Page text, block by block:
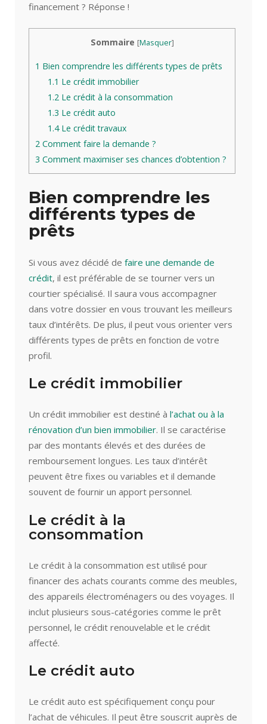
financement ? Réponse !
Sommaire [Masquer]
1 Bien comprendre les différents types de prêts
1.1 Le crédit immobilier
1.2 Le crédit à la consommation
1.3 Le crédit auto
1.4Le crédit travaux
2 Comment faire la demande ?
3 Comment maximiser ses chances d’obtention ?
Bien comprendre les
différents types de
prêts
Si vous avez décidé de faire une demande de
crédit, il est préférable de se tourner vers un
courtier spécialisé. Il saura vous accompagner
dans votre dossier en vous trouvant les meilleurs
taux d’intérêts. De plus, il peut vous orienter vers
différents types de prêts en fonction de votre
profil.
Le crédit immobilier
Un crédit immobilier est destiné à l’achat ou à la
rénovation d’un bien immobilier. Il se caractérise
par des montants élevés et des durées de
remboursement longues. Les taux d’intérêt
peuvent être fixes ou variables et il demande
souvent de fournir un apport personnel.
Le crédit à la
consommation
Le crédit à la consommation est utilisé pour
financer des achats courants comme des meubles,
des appareils électroménagers ou des voyages. Il
inclut plusieurs sous-catégories comme le prêt
personnel, le crédit renouvelable et le crédit
affecté.
Le crédit auto
Le crédit auto est spécifiquement conçu pour
l’achat de véhicules. Il peut être souscrit auprès de